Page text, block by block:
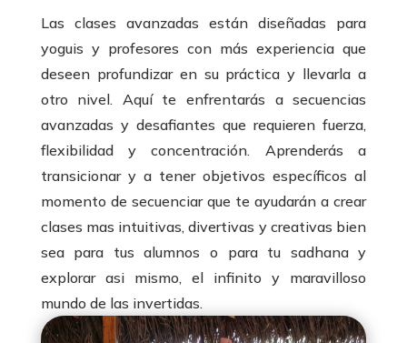
Las clases avanzadas están diseñadas para
yoguis y profesores con más experiencia que
deseen profundizar en su práctica y llevarla a
otro nivel. Aquí te enfrentarás a secuencias
avanzadas y desafiantes que requieren fuerza,
flexibilidad y concentración. Aprenderás a
transicionar y a tener objetivos específicos al
momento de secuenciar que te ayudarán a crear
clases mas intuitivas, divertivas y creativas bien
sea para tus alumnos o para tu sadhana y
explorar asi mismo, el infinito y maravilloso
mundo de las invertidas.